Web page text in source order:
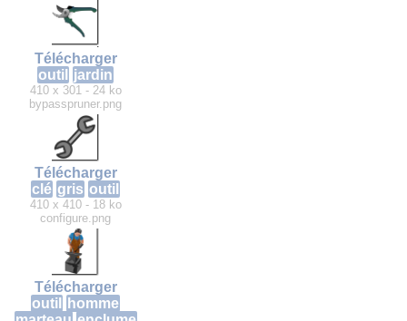
Télécharger
outil
jardin
410 x 301 - 24 ko
bypasspruner.png
Télécharger
clé gris outil
410 x 410 - 18 ko
configure.png
Télécharger
outil
homme